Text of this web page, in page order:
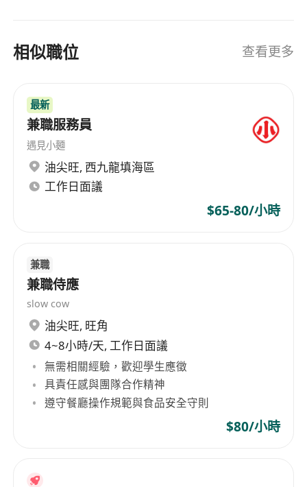
相似職位 查看更多
最新
兼職服務員
遇見小麵
油尖旺, 西九龍填海區
工作日面議
$65-80/小時
兼職
兼職侍應
slow cow
油尖旺, 旺角
4~8小時/天, 工作日面議
無需相關經驗，歡迎學生應徵
具責任感與團隊合作精神
遵守餐廳操作規範與食品安全守則
$80/小時